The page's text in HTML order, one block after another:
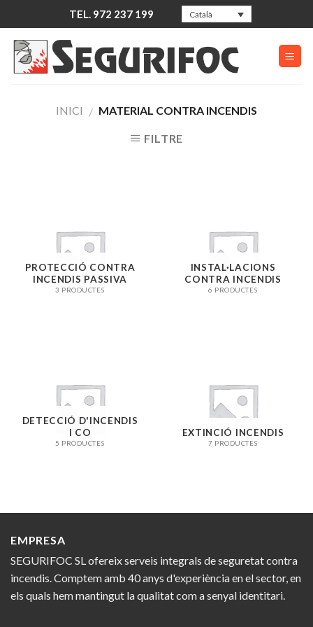
to
content
TEL. 972 237 199 Català
INICI / MATERIAL CONTRA INCENDIS
FILTRE
PROTECCIÓ CONTRA
INCENDIS PASSIVA
3 PRODUCTES
INSTAL·LACIONS
CONTRA INCENDIS
6 PRODUCTES
DETECCIÓ D'INCENDIS
I CO
5 PRODUCTES
EXTINCIÓ INCENDIS
7 PRODUCTES
EMPRESA
SEGURIFOC SL ofereix serveis integrals de seguretat contra
incendis. Comptem amb 40 anys d'experiència en el sector, en
els quals hem mantingut la qualitat com a senyal identitari.